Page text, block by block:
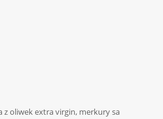
oliwek extra virgin, merkury sa